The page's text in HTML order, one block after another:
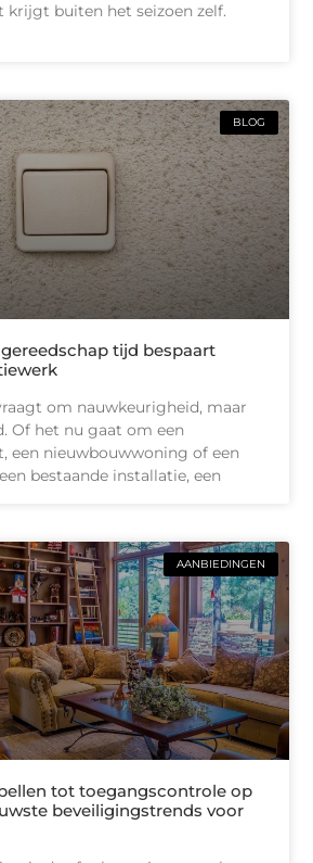
krijgt buiten het seizoen zelf.
BLOG
tijd bespaart
om nauwkeurigheid, maar
Of het nu gaat om een
een nieuwbouwwoning of een
bestaande installatie, een
AANBIEDINGEN
tot toegangscontrole op
beveiligingstrends voor